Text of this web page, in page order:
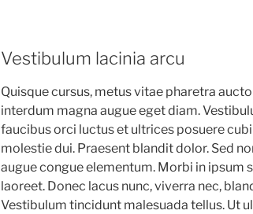
Vestibulum lacinia arcu
Quisque cursus, metus vitae pharetra
interdum magna augue eget diam.
faucibus orci luctus et ultrices posuere
molestie dui. Praesent blandit dolor. Sed
augue congue elementum. Morbi in ipsum
laoreet. Donec lacus nunc, viverra nec,
Vestibulum tincidunt malesuada tellus. Ut